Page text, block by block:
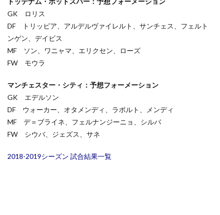
GK ロリス
DF トリッピア、アルデルヴァイレルト、サンチェス、フェルト
ンゲン、デイビス
MF ソン、ワニャマ、エリクセン、ローズ
FW モウラ
マンチェスター・シティ：予想フォーメーション
GK エデルソン
DF ウォーカー、オタメンディ、ラポルト、メンディ
MF デ＝ブライネ、フェルナンジーニョ、シルバ
FW シウバ、ジェズス、サネ
2018-2019シーズン 試合結果一覧